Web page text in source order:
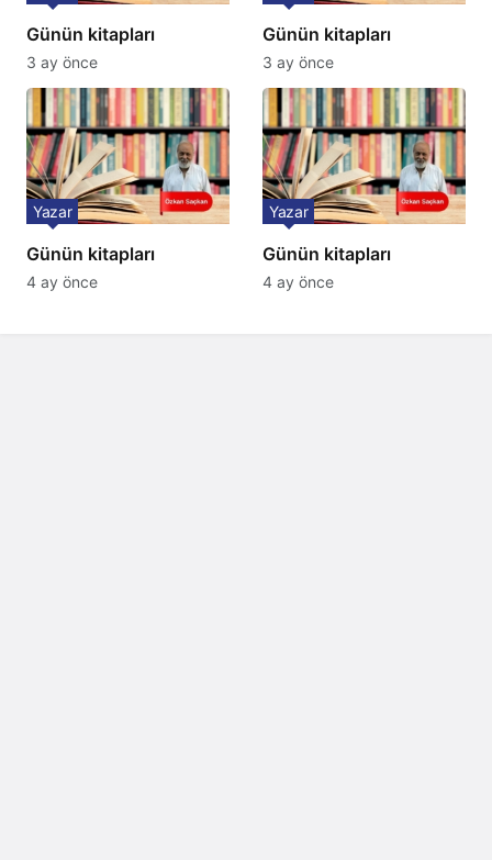
Günün kitapları
3 ay önce
Günün kitapları
3 ay önce
Günün kitapları
Yazar
4 ay önce
Günün kitapları
Yazar
4 ay önce